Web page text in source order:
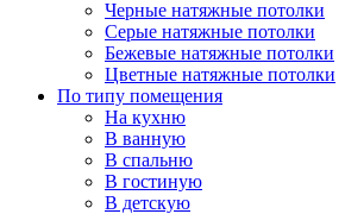
Черные натяжные потолки
Серые натяжные потолки
Бежевые натяжные потолки
Цветные натяжные потолки
По типу помещения
На кухню
В ванную
В спальню
В гостиную
В детскую